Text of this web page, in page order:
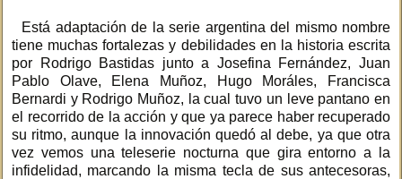
Está adaptación de la serie argentina del mismo nombre
tiene muchas fortalezas y debilidades en la historia escrita
por Rodrigo Bastidas junto a Josefina Fernández, Juan
Pablo Olave, Elena Muñoz, Hugo Moráles, Francisca
Bernardi y Rodrigo Muñoz, la cual tuvo un leve pantano en
el recorrido de la acción y que ya parece haber recuperado
su ritmo, aunque la innovación quedó al debe, ya que otra
vez vemos una teleserie nocturna que gira entorno a la
infidelidad, marcando la misma tecla de sus antecesoras,